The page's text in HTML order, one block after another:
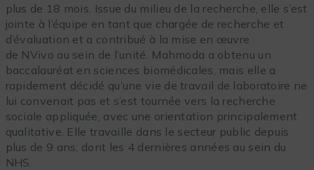
plus de 18 mois. Issue du milieu de la recherche, elle s’est
jointe à l’équipe en tant que chargée de recherche et
d’évaluation et a contribué à la mise en œuvre
de NVivo au sein de l’unité. Mahmoda a obtenu un
baccalauréat en sciences biomédicales, mais elle a
rapidement décidé qu’une vie de travail de laboratoire ne
lui convenait pas et s’est tournée vers la recherche
sociale appliquée, avec une orientation principalement
qualitative. Elle travaille dans le secteur public depuis
plus de 9 ans, dont les 4 dernières années au sein du
NHS.